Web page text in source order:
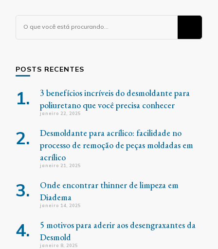
algo?
POSTS RECENTES
3 benefícios incríveis do desmoldante para
poliuretano que você precisa conhecer
janeiro 22, 2025
Desmoldante para acrílico: facilidade no
processo de remoção de peças moldadas em
acrílico
janeiro 21, 2025
Onde encontrar thinner de limpeza em
Diadema
janeiro 14, 2025
5 motivos para aderir aos desengraxantes da
Desmold
janeiro 8, 2025